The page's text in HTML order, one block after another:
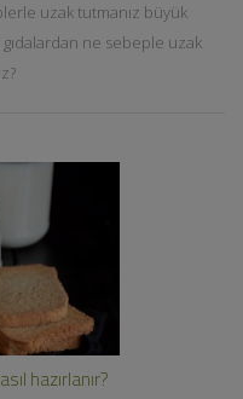
uzak tutmanız büyük
ne sebeple uzak
hazırlanır?